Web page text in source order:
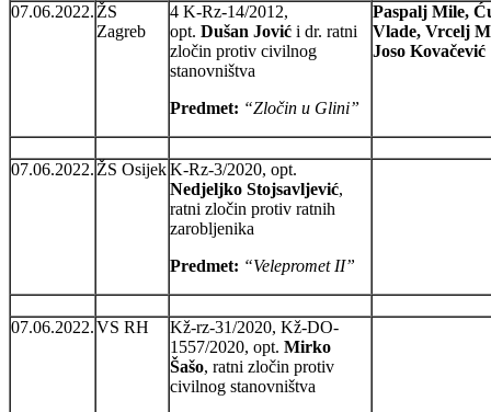
07.06.2022. ŽS
Zagreb
4 K-Rz-14/2012,
opt. Dušan Jović i dr. ratni
zločin protiv civilnog
stanovništva
Predmet: “Zločin u Glini”
Paspalj Mile,
Vlade, Vrcelj
Joso Kovačević
07.06.2022. ŽS OsijekK-Rz-3/2020, opt.
Nedjeljko Stojsavljević,
ratni zločin protiv ratnih
zarobljenika
Predmet: “Velepromet II”
07.06.2022.VS RH
Kž-rz-31/2020, Kž-DO-
1557/2020, opt. Mirko
Šašo, ratni zločin protiv
civilnog stanovništva